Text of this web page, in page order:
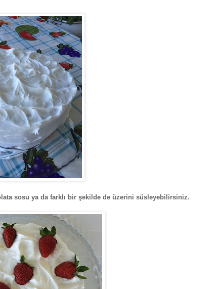
sosu ya da farklı bir şekilde de üzerini süsleyebilirsiniz.